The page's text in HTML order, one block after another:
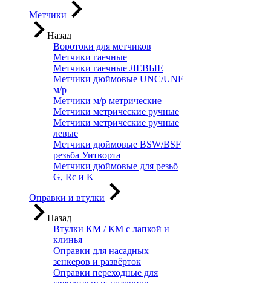
Метчики
Назад
Воротоки для метчиков
Метчики гаечные
Метчики гаечные ЛЕВЫЕ
Метчики дюймовые UNC/UNF
м/р
Метчики м/р метрические
Метчики метрические ручные
Метчики метрические ручные
левые
Метчики дюймовые BSW/BSF
резьба Уитворта
Метчики дюймовые для резьб
G, Rc и K
Оправки и втулки
Назад
Втулки КМ / КМ с лапкой и
клинья
Оправки для насадных
зенкеров и развёрток
Оправки переходные для